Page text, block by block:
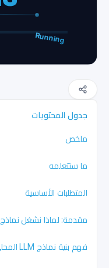
جدول المحتويات
ملخص
ما ستتعلمه
المتطلبات الأساسية
مقدمة: لماذا نشغل نماذج LLMs محليًا؟
فهم بنية نماذج LLM المحلية